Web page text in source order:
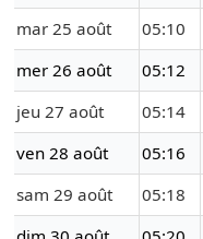
mar 25 août
05:10
mer 26 août
05:12
jeu 27 août
05:14
ven 28 août
05:16
sam 29 août
05:18